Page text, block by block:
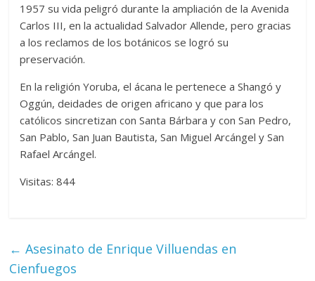
1957 su vida peligró durante la ampliación de la Avenida
Carlos III, en la actualidad Salvador Allende, pero gracias
a los reclamos de los botánicos se logró su
preservación.
En la religión Yoruba, el ácana le pertenece a Shangó y
Oggún, deidades de origen africano y que para los
católicos sincretizan con Santa Bárbara y con San Pedro,
San Pablo, San Juan Bautista, San Miguel Arcángel y San
Rafael Arcángel.
Visitas: 844
← Asesinato de Enrique Villuendas en
Cienfuegos